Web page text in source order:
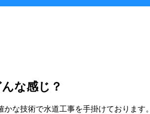
な感じ？
な技術で水道工事を手掛けております。